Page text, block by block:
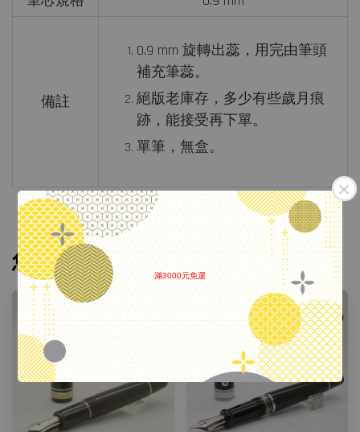
滿3000元免運
備註
0.9 mm 旋轉出蕊，用完由筆頭
補充筆蕊。
絕版老庫存，多少有些歲月痕
跡，能接受再下單。
單筆，無盒。
您可能也喜歡